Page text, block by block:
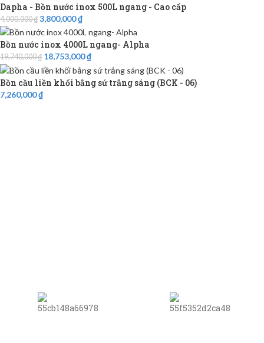
Dapha - Bồn nước inox 500L ngang - Cao cấp
4,000,000₫ 3,800,000₫
Bồn nước inox 4000L ngang- Alpha
19,740,000₫ 18,753,000₫
Bồn cầu liền khối bằng sứ trắng sáng (BCK - 06)
7,260,000₫